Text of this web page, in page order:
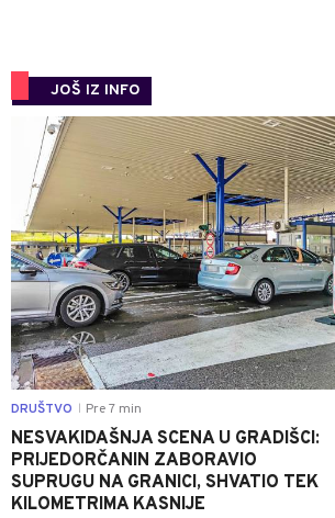
JOŠ IZ INFO
DRUŠTVO Pre 7 min
NESVAKIDAŠNJA SCENA U GRADIŠCI:
PRIJEDORČANIN ZABORAVIO
SUPRUGU NA GRANICI, SHVATIO TEK
KILOMETRIMA KASNIJE